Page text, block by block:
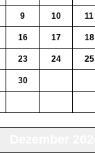
9 10 11
16 17 18
23 24 25
30